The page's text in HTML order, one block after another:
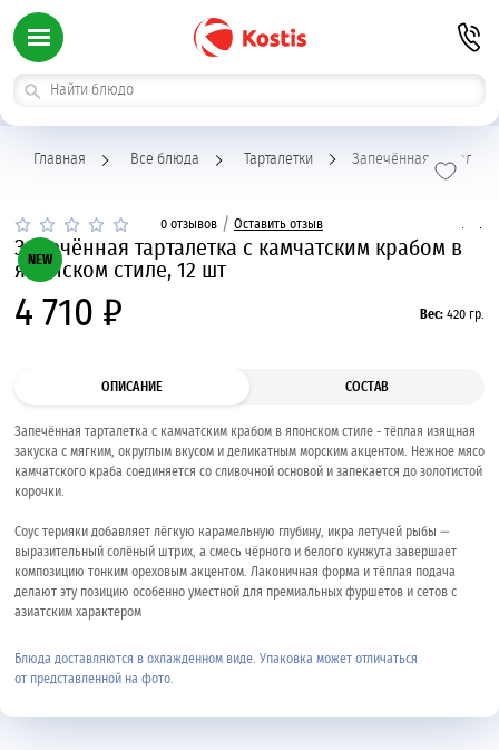
Главная Все блюда Тарталетки Запечённая
0 отзывов / Оставить отзыв
NEW
Запечённая тарталетка с камчатским крабом в
японском стиле, 12 шт
4 710 ₽ Вес: 420 гр.
ОПИСАНИЕ СОСТАВ
Запечённая тарталетка с камчатским крабом в японском стиле - тёплая изящная
закуска с мягким, округлым вкусом и деликатным морским акцентом. Нежное мясо
камчатского краба соединяется со сливочной основой и запекается до золотистой
корочки.
Соус терияки добавляет лёгкую карамельную глубину, икра летучей рыбы —
выразительный солёный штрих, а смесь чёрного и белого кунжута завершает
композицию тонким ореховым акцентом. Лаконичная форма и тёплая подача
делают эту позицию особенно уместной для премиальных фуршетов и сетов с
азиатским характером
Блюда доставляются в охлажденном виде. Упаковка может отличаться
от представленной на фото.